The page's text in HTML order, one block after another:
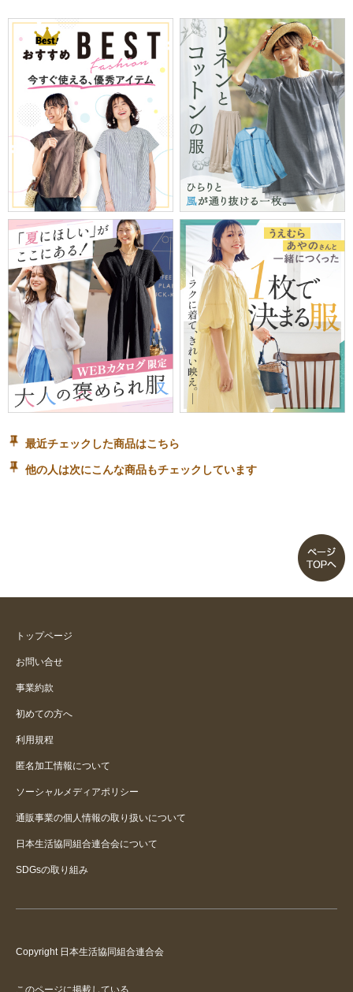
最近チェックした商品はこちら
他の人は次にこんな商品もチェックしています
トップページ
お問い合せ
事業約款
初めての方へ
利用規程
匿名加工情報について
ソーシャルメディアポリシー
通販事業の個人情報の取り扱いについて
日本生活協同組合連合会について
SDGsの取り組み
Copyright 日本生活協同組合連合会